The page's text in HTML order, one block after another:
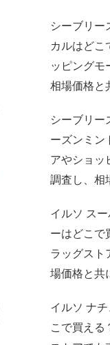
シーブリー
カルはどこ
ッピングモ
相場価格と
シーブリー
ーズンミン
アやショッ
調査し、相
イルソ ス
ーはどこで
ラッグスト
場価格と共
イルソ ナ
こで買える